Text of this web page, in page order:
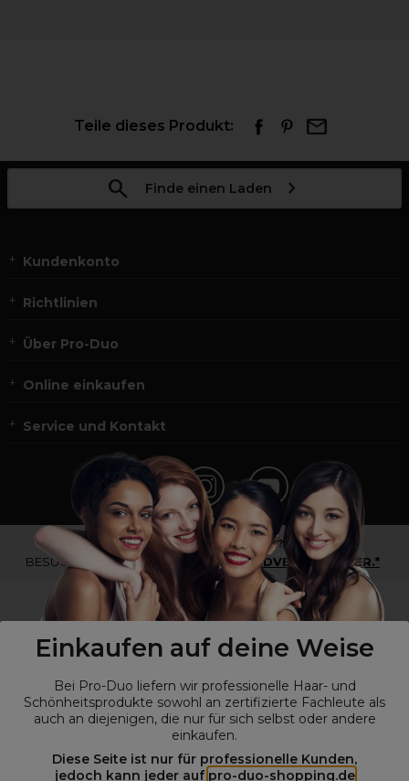
Einkaufen auf deine Weise
Bei Pro-Duo liefern wir professionelle Haar- und
Schönheitsprodukte sowohl an zertifizierte Fachleute als
auch an diejenigen, die nur für sich selbst oder andere
einkaufen.
Diese Seite ist nur für professionelle Kunden,
jedoch kann jeder auf pro-duo-shopping.de
Teile dieses Produkt:
Finde einen Laden
Kundenkonto
Richtlinien
Über Pro-Duo
Online einkaufen
Service und Kontakt
*Du bist kein Profikunde?
BESUCHE
UNSERE WEBSEITE FÜR ENDVERBRAUCHER.*
© Alle Rechte vorbehalten © Pro-Duo2026